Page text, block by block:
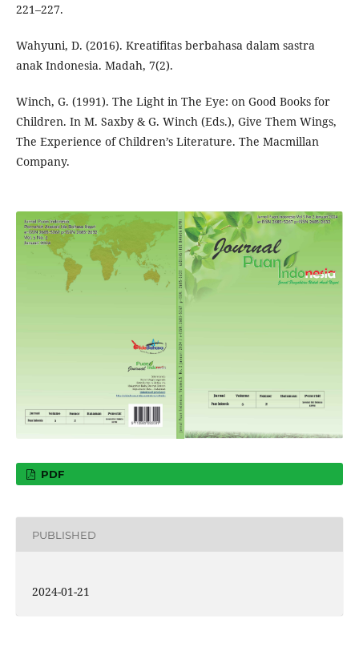
221–227.
Wahyuni, D. (2016). Kreatifitas berbahasa dalam sastra
anak Indonesia. Madah, 7(2).
Winch, G. (1991). The Light in The Eye: on Good Books for
Children. In M. Saxby & G. Winch (Eds.), Give Them Wings,
The Experience of Children’s Literature. The Macmillan
Company.
PDF
PUBLISHED
2024-01-21